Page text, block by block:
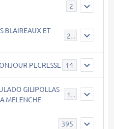
2
BLAIREAUX ET
21
PECRESSE 14
GILIPOLLAS
MELENCHE
119
395